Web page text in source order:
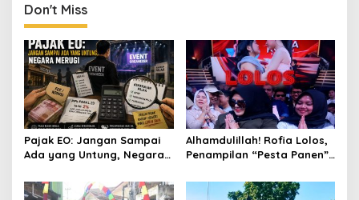
Don't Miss
Pajak EO: Jangan Sampai
Ada yang Untung, Negara
Alhamdulillah! Rofia Lolos,
Penampilan “Pesta Panen”
Manis